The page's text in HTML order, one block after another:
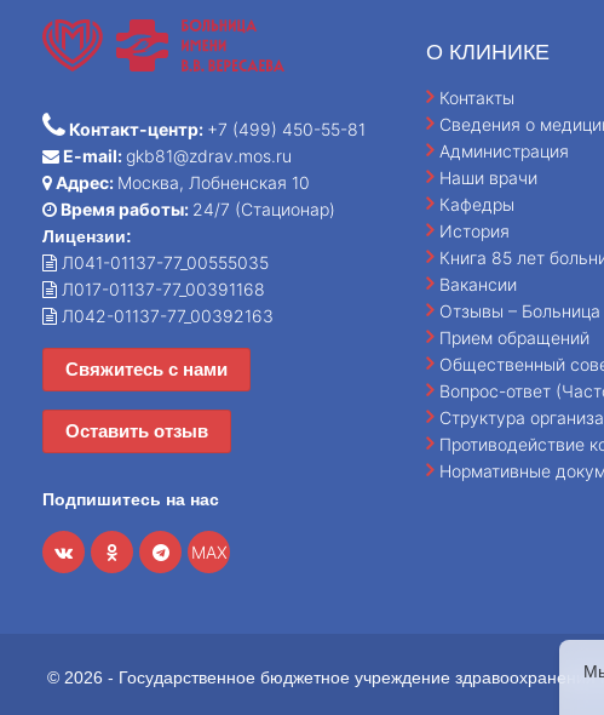
Контакт-центр: +7 (499) 450-55-81
E-mail:gkb81@zdrav.mos.ru
Адрес: Москва, Лобненская 10
Время работы: 24/7 (Стационар)
Лицензии:
Л041-01137-77_00555035
Л017-01137-77_00391168
Л042-01137-77_00392163
Свяжитесь с нами
Оставить отзыв
Подпишитесь на нас
MAX
О КЛИНИКЕ
Контакты
Сведения о
Администрация
Наши врачи
Кафедры
История
Книга 85 лет
Вакансии
Отзывы –
Прием обращений
Общественный
Вопрос-ответ
Структура
Противодействие
Нормативные
© 2026 - Государственное бюджетное учреждение